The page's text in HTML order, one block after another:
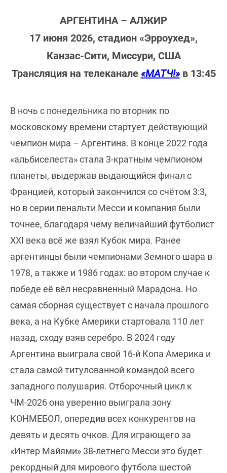
АРГЕНТИНА – АЛЖИР
17 июня 2026, стадион «Эрроухед»,
Канзас-Сити, Миссури, США
Трансляция на телеканале «МАТЧ!»в 13:45
В ночь с понедельника по вторник по
московскому времени стартует действующий
чемпион мира – Аргентина. В конце 2022 года
«альбиселеста» стала 3-кратным чемпионом
планеты, выдержав выдающийся финал с
Францией, который закончился со счётом 3:3,
но в серии пенальти Месси и компания были
точнее, благодаря чему величайший футболист
XXI века всё же взял Кубок мира. Ранее
аргентинцы были чемпионами Земного шара в
1978, а также и 1986 годах: во втором случае к
победе её вёл несравненный Марадона. Но
самая сборная существует с начала прошлого
века, а на Кубке Америки стартовала 110 лет
назад, сходу взяв серебро. В 2024 году
Аргентина выиграла свой 16-й Копа Америка и
стала самой титулованной командой всего
западного полушария. Отборочный цикл к
ЧМ-2026 она уверенно выиграла зону
КОНМЕБОЛ, опередив всех конкурентов на
девять и десять очков. Для играющего за
«Интер Майями» 38-летнего Месси это будет
рекордный для мирового футбола шестой